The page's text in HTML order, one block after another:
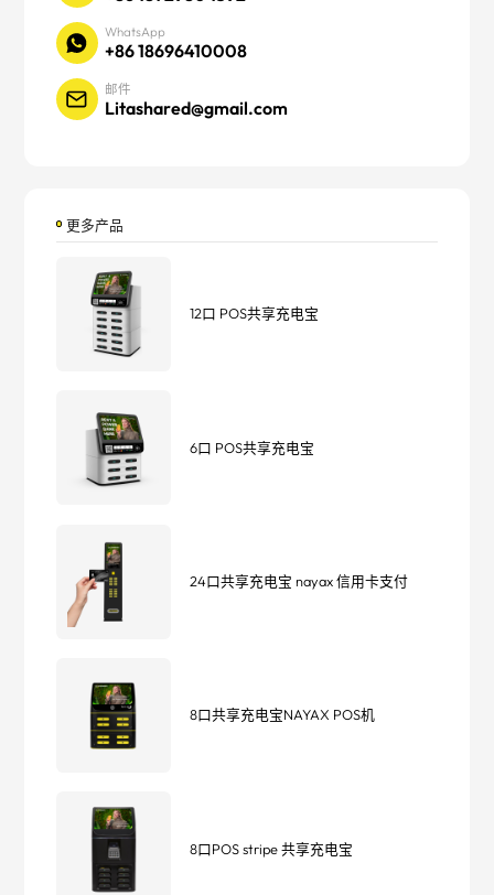
WhatsApp
+86 18696410008
邮件
Litashared@gmail.com
更多产品
12口 POS共享充电宝
6口 POS共享充电宝
24口共享充电宝 nayax 信用卡支付
8口共享充电宝NAYAX POS机
8口POS stripe 共享充电宝